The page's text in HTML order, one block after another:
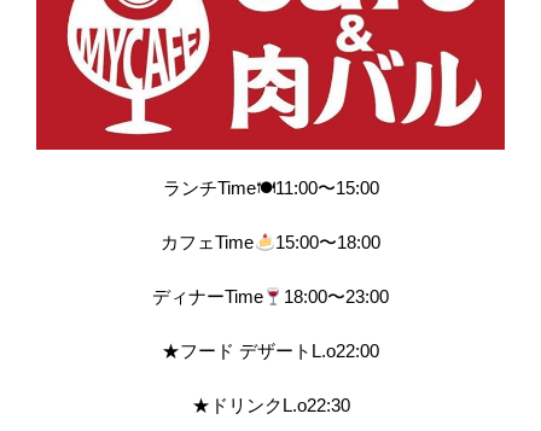
ランチTime🍽11:00〜15:00
カフェTime 15:00〜18:00
ディナーTime 18:00〜23:00
★フード デザートL.o22:00
★ドリンクL.o22:30